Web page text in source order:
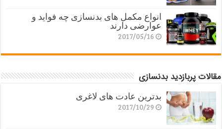
انواع مکمل های بدنسازی چه فواید و
عوارضی دارند
2017/05/16
مقالات پربازدید بدنسازی
بدترین عادت های لاغری
2017/10/29